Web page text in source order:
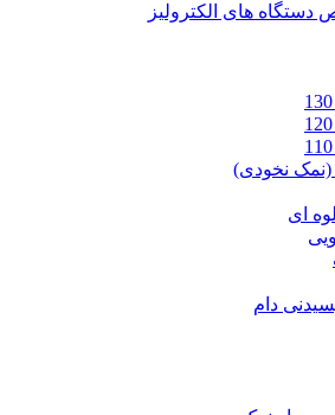
های الکترولیز
(نمک نخودی)
ای
دام